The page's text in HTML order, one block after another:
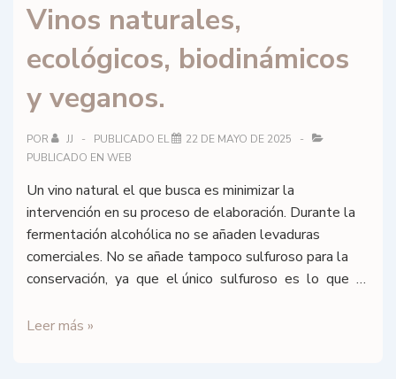
Vinos naturales,
ecológicos, biodinámicos
y veganos.
POR JJ PUBLICADO EL
22 DE MAYO DE 2025
PUBLICADO EN WEB
Un vino natural el que busca es minimizar la
intervención en su proceso de elaboración. Durante la
fermentación alcohólica no se añaden levaduras
comerciales. No se añade tampoco sulfuroso para la
conservación, ya que el único sulfuroso es lo que …
Vinos
Leer más »